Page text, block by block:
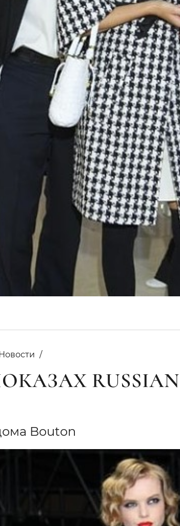
RUSSIAN
Bouton